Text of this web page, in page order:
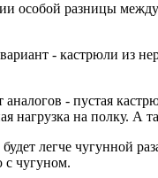
особой разницы
- кастрюли из
аналогов - пустая
нагрузка на полку.
легче чугунной
с чугуном.